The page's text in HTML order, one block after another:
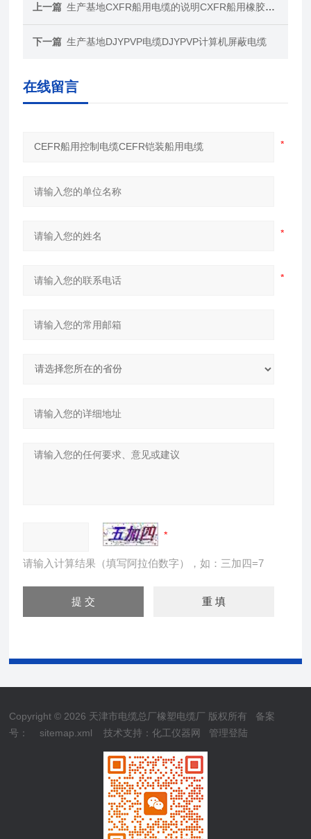
上一篇 生产基地CXFR船用电缆的说明CXFR船用橡胶电缆
下一篇 生产基地DJYPVP电缆DJYPVP计算机屏蔽电缆
在线留言
请输入计算结果（填写阿拉伯数字），如：三加四=7
Copyright © 2026 天津市电缆总厂橡塑电缆厂 版权所有 备案
号：
sitemap.xml 技术支持：化工仪器网 管理登陆